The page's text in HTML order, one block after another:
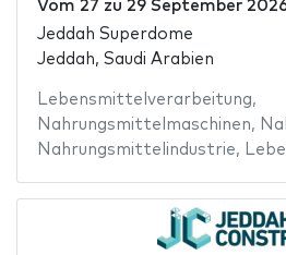
Vom 27 zu 29 September
Jeddah Superdome
Jeddah, Saudi Arabien
Lebensmittelverarbeitung,
Nahrungsmittelmaschinen,
Nahrungsmittelindustrie,